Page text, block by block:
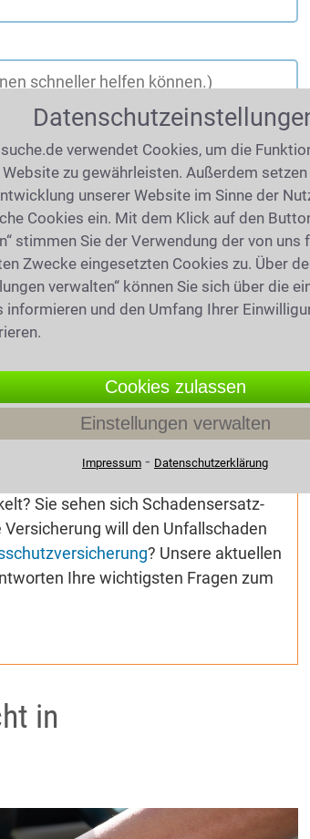
mal gelesen)
wegen
erhalten? Ihnen droht ein
Sie sehen sich Schadensersatz-
will den Unfallschaden
? Unsere aktuellen
Ihre wichtigsten Fragen zum
in
verwendet Cookies, um die
Website zu gewährleisten. Außerdem
unserer Website im Sinne der
Cookies ein. Mit dem Klick auf den
stimmen Sie der Verwendung der von uns
Zwecke eingesetzten Cookies zu. Über
verwalten“ können Sie sich über die
informieren und den Umfang Ihrer
Cookies zulassen
Einstellungen verwalten
Impressum ⁃ Datenschutzerklärung